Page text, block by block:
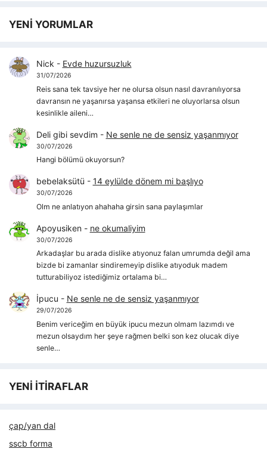
YENİ YORUMLAR
Nick - Evde huzursuzluk
31/07/2026
Reis sana tek tavsiye her ne olursa olsun nasıl davranılıyorsa
davransın ne yaşanırsa yaşansa etkileri ne oluyorlarsa olsun
kesinlikle aileni…
Deli gibi sevdim - Ne senle ne de sensiz yaşanmıyor
30/07/2026
Hangi bölümü okuyorsun?
bebelaksütü - 14 eylülde dönem mi başlıyo
30/07/2026
Olm ne anlatıyon ahahaha girsin sana paylaşımlar
Apoyusiken- ne okumaliyim
30/07/2026
Arkadaşlar bu arada dislike atıyonuz falan umrumda değil ama
bizde bi zamanlar sindiremeyip dislike atıyoduk madem
tutturabiliyoz istediğimiz ortalama bi…
İpucu - Ne senle ne de sensiz yaşanmıyor
29/07/2026
Benim vericeğim en büyük ipucu mezun olmam lazımdı ve
mezun olsaydım her şeye rağmen belki son kez olucak diye
senle…
YENİ İTİRAFLAR
çap/yan dal
sscb forma